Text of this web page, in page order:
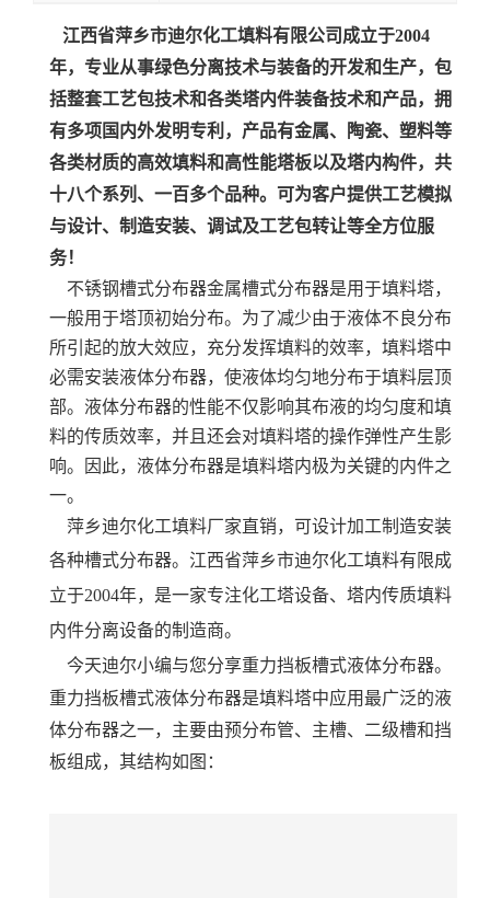
江西省萍乡市迪尔化工填料有限公司成立于2004
年，专业从事绿色分离技术与装备的开发和生产，包
括整套工艺包技术和各类塔内件装备技术和产品，拥
有多项国内外发明专利，产品有金属、陶瓷、塑料等
各类材质的高效填料和高性能塔板以及塔内构件，共
十八个系列、一百多个品种。可为客户提供工艺模拟
与设计、制造安装、调试及工艺包转让等全方位服
务！
不锈钢槽式分布器金属槽式分布器是用于填料塔，
一般用于塔顶初始分布。为了减少由于液体不良分布
所引起的放大效应，充分发挥填料的效率，填料塔中
必需安装液体分布器，使液体均匀地分布于填料层顶
部。液体分布器的性能不仅影响其布液的均匀度和填
料的传质效率，并且还会对填料塔的操作弹性产生影
响。因此，液体分布器是填料塔内极为关键的内件之
一。
萍乡迪尔化工填料厂家直销，可设计加工制造安装
各种槽式分布器。 江西省萍乡市迪尔化工填料有限成
立于2004年，是一家专注化工塔设备、塔内传质填料
内件分离设备的制造商。
今天迪尔小编与您分享重力挡板槽式液体分布器。
重力挡板槽式液体分布器是填料塔中应用最广泛的液
体分布器之一，主要由预分布管、主槽、二级槽和挡
板组成，其结构如图：